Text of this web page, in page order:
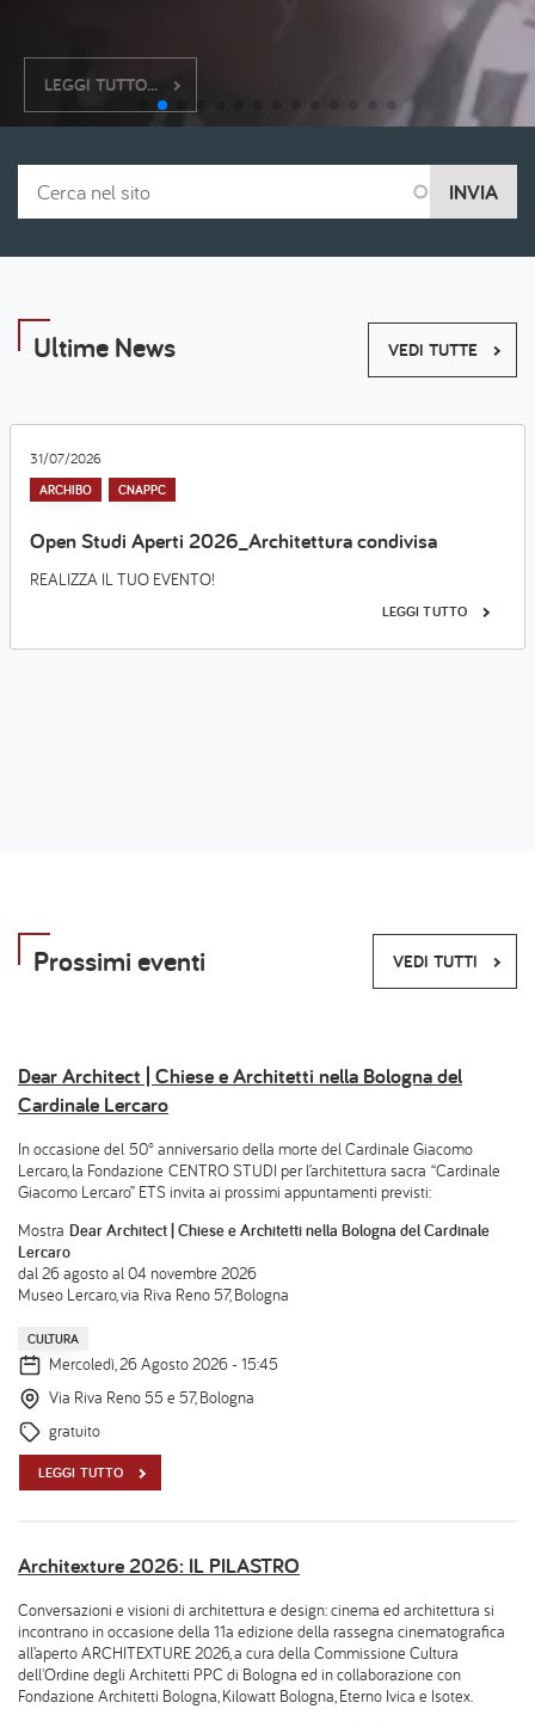
Ultime News VEDI TUTTE
31/07/2026
ARCHIBO CNAPPC
Open Studi Aperti 2026_Architettura condivisa
REALIZZA IL TUO EVENTO!
LEGGI TUTTO
Prossimi eventi VEDI TUTTI
Dear Architect | Chiese e Architetti nella Bologna del
Cardinale Lercaro
In occasione del 50° anniversario della morte del Cardinale Giacomo
Lercaro, la Fondazione CENTRO STUDI per l’architettura sacra “Cardinale
Giacomo Lercaro” ETS invita ai prossimi appuntamenti previsti:
Mostra Dear Architect | Chiese e Architetti nella Bologna del Cardinale
Lercaro
dal 26 agosto al 04 novembre 2026
Museo Lercaro, via Riva Reno 57, Bologna
CULTURA
Mercoledì, 26 Agosto 2026 - 15:45
Via Riva Reno 55 e 57, Bologna
gratuito
LEGGI TUTTO
Architexture 2026: IL PILASTRO
Conversazioni e visioni di architettura e design: cinema ed architettura si
incontrano in occasione della 11a edizione della rassegna cinematografica
all’aperto ARCHITEXTURE 2026, a cura della Commissione Cultura
dell'Ordine degli Architetti PPC di Bologna ed in collaborazione con
Fondazione Architetti Bologna, Kilowatt Bologna, Eterno Ivica e Isotex.